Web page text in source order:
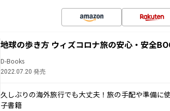
地球の歩き方 ウィズコロナ旅の安心・安全
D-Books
2022.07.20 発売
久しぶりの海外旅行でも大丈夫！旅の手配や準備に
子書籍